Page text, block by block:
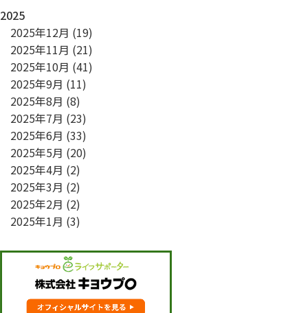
2025
2025年12月 (19)
2025年11月 (21)
2025年10月 (41)
2025年9月 (11)
2025年8月 (8)
2025年7月 (23)
2025年6月 (33)
2025年5月 (20)
2025年4月 (2)
2025年3月 (2)
2025年2月 (2)
2025年1月 (3)